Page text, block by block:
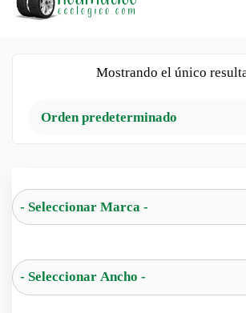
Mostrando el único